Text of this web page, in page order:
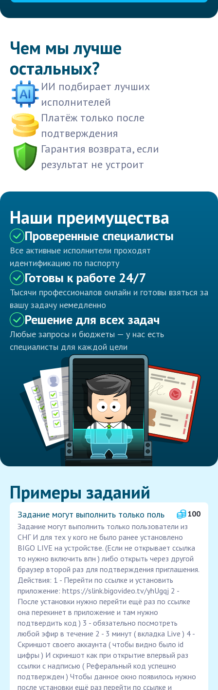
Чем мы лучше
остальных?
ИИ подбирает лучших
исполнителей
Платёж только после
подтверждения
Гарантия возврата, если
результат не устроит
Наши преимущества
Проверенные специалисты
Все активные исполнители проходят
идентификацию по паспорту
Готовы к работе 24/7
Тысячи профессионалов онлайн и готовы взяться за
вашу задачу немедленно
Решение для всех задач
Любые запросы и бюджеты — у нас есть
специалисты для каждой цели
Примеры заданий
Задание могут выполнить только поль
100
Задание могут выполнить только пользователи из
СНГ И для тех у кого не было ранее установлено
BIGO LIVE на устройстве. (Если не открывает ссылка
то нужно включить впн ) либо открыть через другой
браузер второй раз для подтверждения приглашения.
Действия: 1 - Перейти по ссылке и установить
приложение: https://slink.bigovideo.tv/yhUgqj 2 -
После установки нужно перейти ещё раз по ссылке
она перекинет в приложение и там нужно
подтвердить код ) 3 - обязательно посмотреть
любой эфир в течение 2 - 3 минут ( вкладка Live ) 4 -
Скриншот своего аккаунта ( чтобы видно было id
цифры ) И скриншот как при открытие впервый раз
ссылки с надписью ( Реферальный код успешно
подтвержден ) Чтобы данное окно появилось нужно
после установки ещё раз перейти по ссылке и